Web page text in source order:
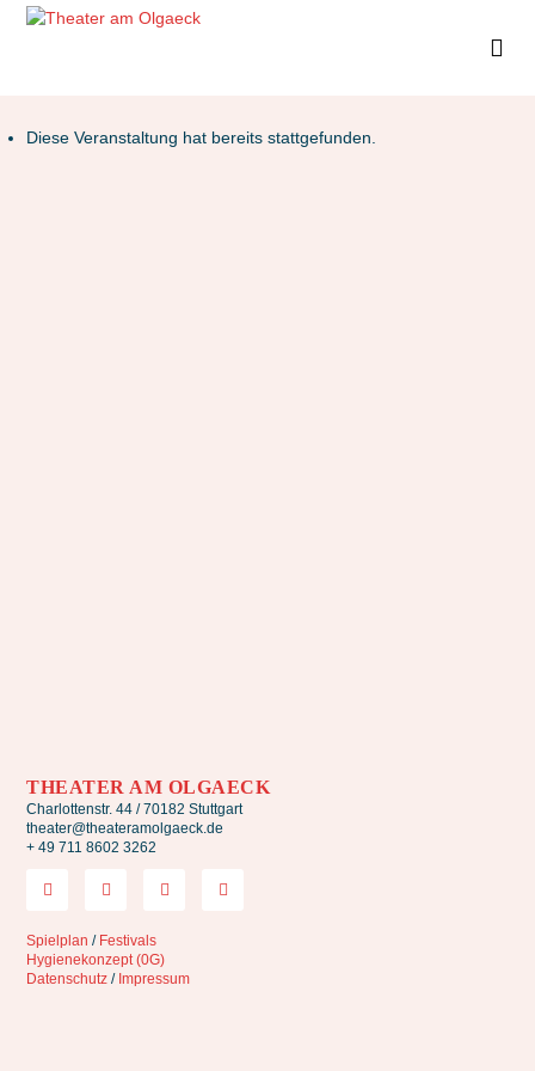
Diese Veranstaltung hat bereits stattgefunden.
THEATER AM OLGAECK
Charlottenstr. 44 / 70182 Stuttgart
theater@theateramolgaeck.de
+ 49 711 8602 3262
Spielplan / Festivals
Hygienekonzept (0G)
Datenschutz / Impressum